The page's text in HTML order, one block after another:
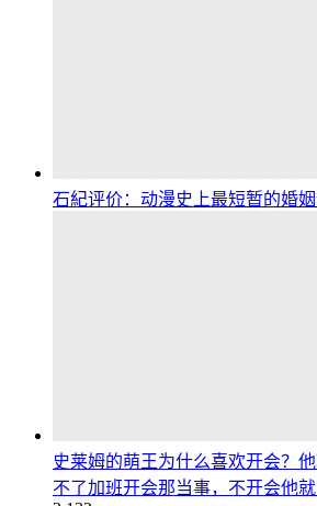
石紀评价：动漫史上最短暂的婚
史莱姆的萌王为什么喜欢开会？
不了加班开会那当事，不开会他